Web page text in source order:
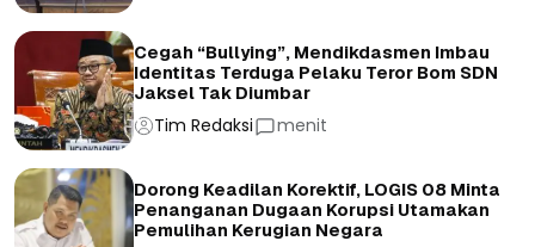
Cegah “Bullying”, Mendikdasmen Imbau
Identitas Terduga Pelaku Teror Bom SDN
Jaksel Tak Diumbar
Tim Redaksi menit
Dorong Keadilan Korektif, LOGIS 08 Minta
Penanganan Dugaan Korupsi Utamakan
Pemulihan Kerugian Negara